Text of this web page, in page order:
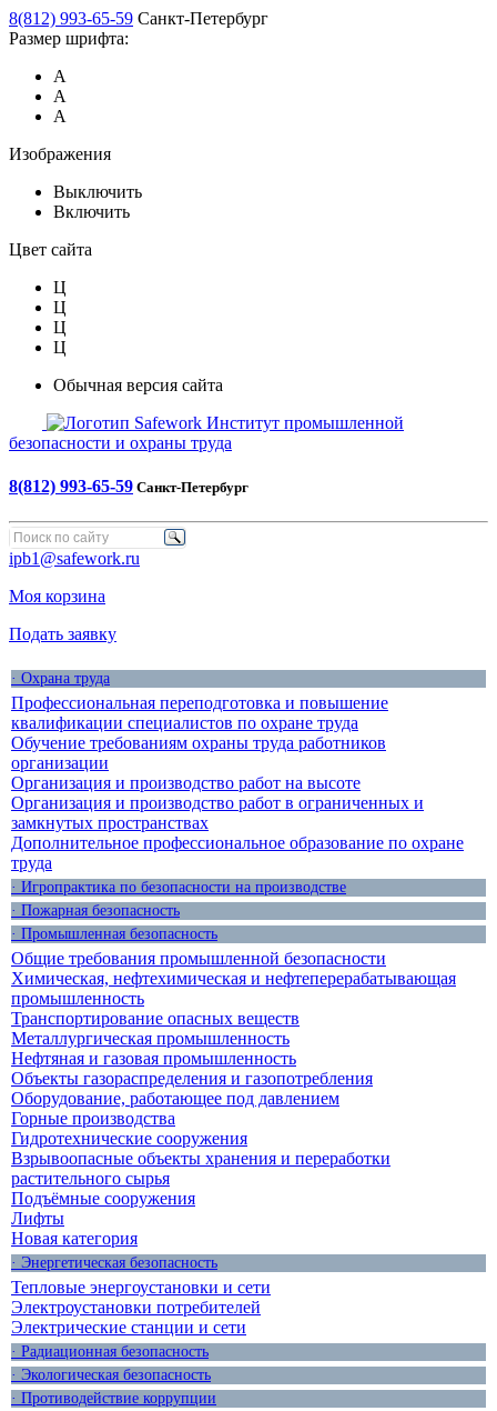
8(812) 993-65-59 Санкт-Петербург
Размер шрифта:
А
А
А
Изображения
Выключить
Включить
Цвет сайта
Ц
Ц
Ц
Ц
Обычная версия сайта
Safework Институт промышленной
безопасности и охраны труда
8(812) 993-65-59 Санкт-Петербург
ipb1@safework.ru
Моя корзина
Подать заявку
· Охрана труда
Профессиональная переподготовка и повышение
квалификации специалистов по охране труда
Обучение требованиям охраны труда работников
организации
Организация и производство работ на высоте
Организация и производство работ в ограниченных и
замкнутых пространствах
Дополнительное профессиональное образование по охране
труда
· Игропрактика по безопасности на производстве
· Пожарная безопасность
· Промышленная безопасность
Общие требования промышленной безопасности
Химическая, нефтехимическая и нефтеперерабатывающая
промышленность
Транспортирование опасных веществ
Металлургическая промышленность
Нефтяная и газовая промышленность
Объекты газораспределения и газопотребления
Оборудование, работающее под давлением
Горные производства
Гидротехнические сооружения
Взрывоопасные объекты хранения и переработки
растительного сырья
Подъёмные сооружения
Лифты
Новая категория
· Энергетическая безопасность
Тепловые энергоустановки и сети
Электроустановки потребителей
Электрические станции и сети
· Радиационная безопасность
· Экологическая безопасность
· Противодействие коррупции